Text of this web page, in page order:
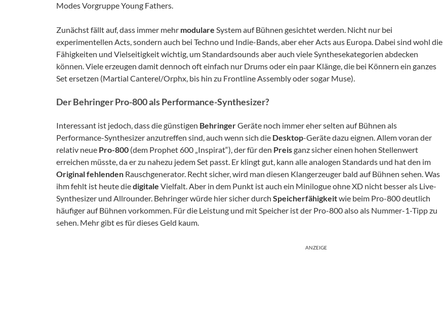
Modes Vorgruppe Young Fathers.
Zunächst fällt auf, dass immer mehr modulare System auf Bühnen gesichtet werden. Nicht nur bei
experimentellen Acts, sondern auch bei Techno und Indie-Bands, aber eher Acts aus Europa. Dabei sind wohl die
Fähigkeiten und Vielseitigkeit wichtig, um Standardsounds aber auch viele Synthesekategorien abdecken
können. Viele erzeugen damit dennoch oft einfach nur Drums oder ein paar Klänge, die bei Könnern ein ganzes
Set ersetzen (Martial Canterel/Orphx, bis hin zu Frontline Assembly oder sogar Muse).
Der Behringer Pro-800 als Performance-Synthesizer?
Interessant ist jedoch, dass die günstigen BehringerGeräte noch immer eher selten auf Bühnen als
Performance-Synthesizer anzutreffen sind, auch wenn sich die Desktop-Geräte dazu eignen. Allem voran der
relativ neue Pro-800 (dem Prophet 600 „Inspirat“), der für den Preisganz sicher einen hohen Stellenwert
erreichen müsste, da er zu nahezu jedem Set passt. Er klingt gut, kann alle analogen Standards und hat den im
Originalfehlenden Rauschgenerator. Recht sicher, wird man diesen Klangerzeuger bald auf Bühnen sehen. Was
ihm fehlt ist heute diedigitale Vielfalt. Aber in dem Punkt ist auch ein Minilogue ohne XD nicht besser als Live-
Synthesizer und Allrounder. Behringer würde hier sicher durch Speicherfähigkeitwie beim Pro-800 deutlich
häufiger auf Bühnen vorkommen. Für die Leistung und mit Speicher ist der Pro-800 also als Nummer-1-Tipp zu
sehen. Mehr gibt es für dieses Geld kaum.
ANZEIGE